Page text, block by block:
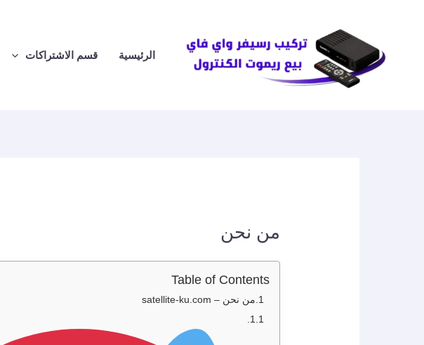
الرئيسية قسم الاشتراكات
من نحن
Table of Contents
من نحن – satellite-ku.com